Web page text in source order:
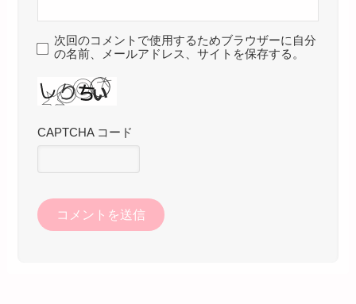
次回のコメントで使用するためブラウザーに自分
の名前、メールアドレス、サイトを保存する。
CAPTCHA コード